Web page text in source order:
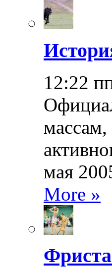
12:22
массам,
мая
More »